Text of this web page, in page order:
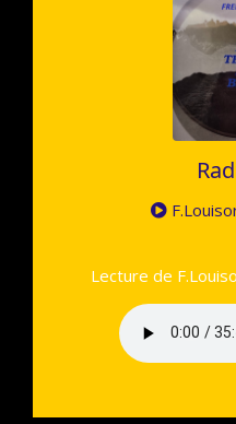
Lecture de